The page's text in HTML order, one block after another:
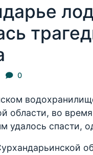
0
области, во
удалось спасти,